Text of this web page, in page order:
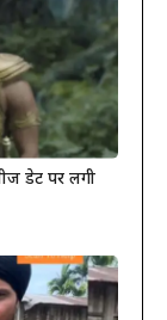
डेट पर लगी